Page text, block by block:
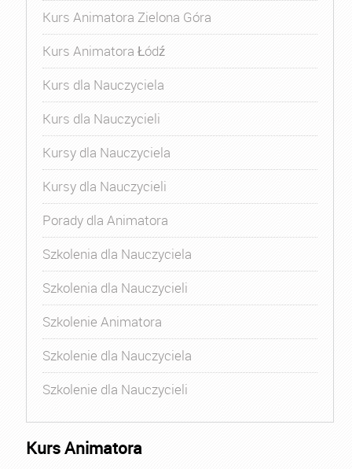
Kurs Animatora Zielona Góra
Kurs Animatora Łódź
Kurs dla Nauczyciela
Kurs dla Nauczycieli
Kursy dla Nauczyciela
Kursy dla Nauczycieli
Porady dla Animatora
Szkolenia dla Nauczyciela
Szkolenia dla Nauczycieli
Szkolenie Animatora
Szkolenie dla Nauczyciela
Szkolenie dla Nauczycieli
Kurs Animatora